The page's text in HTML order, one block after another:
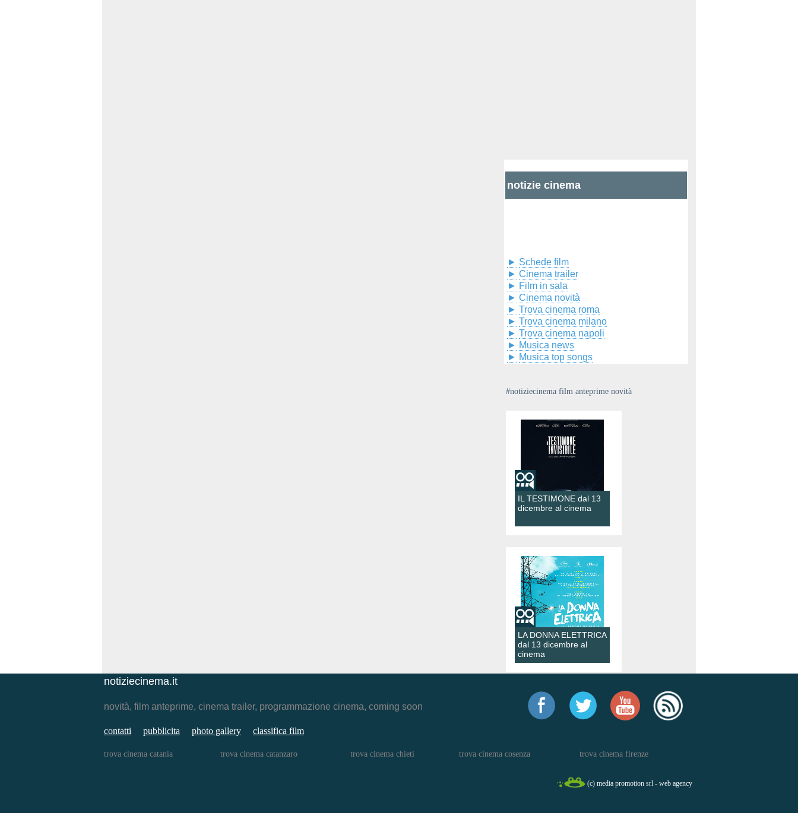
notizie cinema
► Schede film
► Cinema trailer
► Film in sala
► Cinema novità
► Trova cinema roma
► Trova cinema milano
► Trova cinema napoli
► Musica news
► Musica top songs
#notiziecinema film anteprime novità
IL TESTIMONE dal 13
dicembre al cinema
LA DONNA ELETTRICA
dal 13 dicembre al
cinema
notiziecinema.it
novità, film anteprime, cinema trailer, programmazione cinema, coming soon
contatti pubblicita photo gallery classifica film
trova cinema catania trova cinema catanzaro trova cinema chieti trova cinema cosenza trova cinema firenze
(c) media promotion srl - web agency